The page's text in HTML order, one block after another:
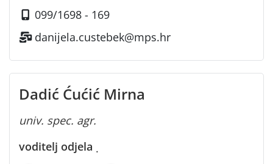
099/1698 - 169
danijela.custebek@mps.hr
Dadić Ćućić Mirna
univ. spec. agr.
voditelj odjela ·